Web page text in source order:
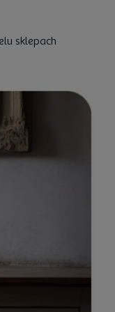
sklepach